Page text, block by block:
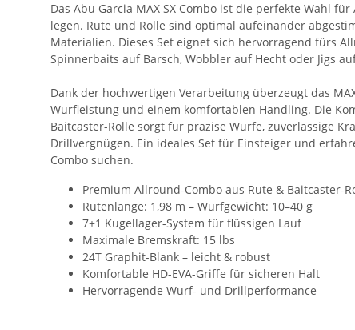
Das Abu Garcia MAX SX Combo ist die perfekte Wahl
legen. Rute und Rolle sind optimal aufeinander
Materialien. Dieses Set eignet sich hervorragend fürs
Spinnerbaits auf Barsch, Wobbler auf Hecht oder Jigs
Dank der hochwertigen Verarbeitung überzeugt das
Wurfleistung und einem komfortablen Handling. Die
Baitcaster-Rolle sorgt für präzise Würfe, zuverlässige
Drillvergnügen. Ein ideales Set für Einsteiger und
Combo suchen.
Premium Allround-Combo aus Rute & Baitcaster-
Rutenlänge: 1,98 m – Wurfgewicht: 10–40 g
7+1 Kugellager-System für flüssigen Lauf
Maximale Bremskraft: 15 lbs
24T Graphit-Blank – leicht & robust
Komfortable HD-EVA-Griffe für sicheren Halt
Hervorragende Wurf- und Drillperformance